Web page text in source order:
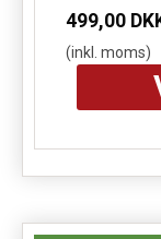
499,00
(inkl. moms)